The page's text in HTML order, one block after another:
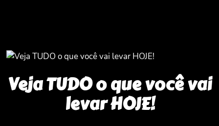
Veja TUDO o que você vai
levar HOJE!